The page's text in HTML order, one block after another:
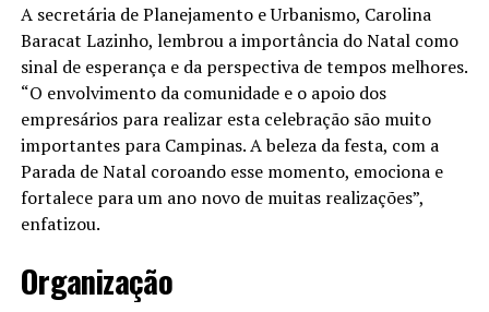
A secretária de Planejamento e Urbanismo, Carolina
Baracat Lazinho, lembrou a importância do Natal como
sinal de esperança e da perspectiva de tempos melhores.
“O envolvimento da comunidade e o apoio dos
empresários para realizar esta celebração são muito
importantes para Campinas. A beleza da festa, com a
Parada de Natal coroando esse momento, emociona e
fortalece para um ano novo de muitas realizações”,
enfatizou.
Organização